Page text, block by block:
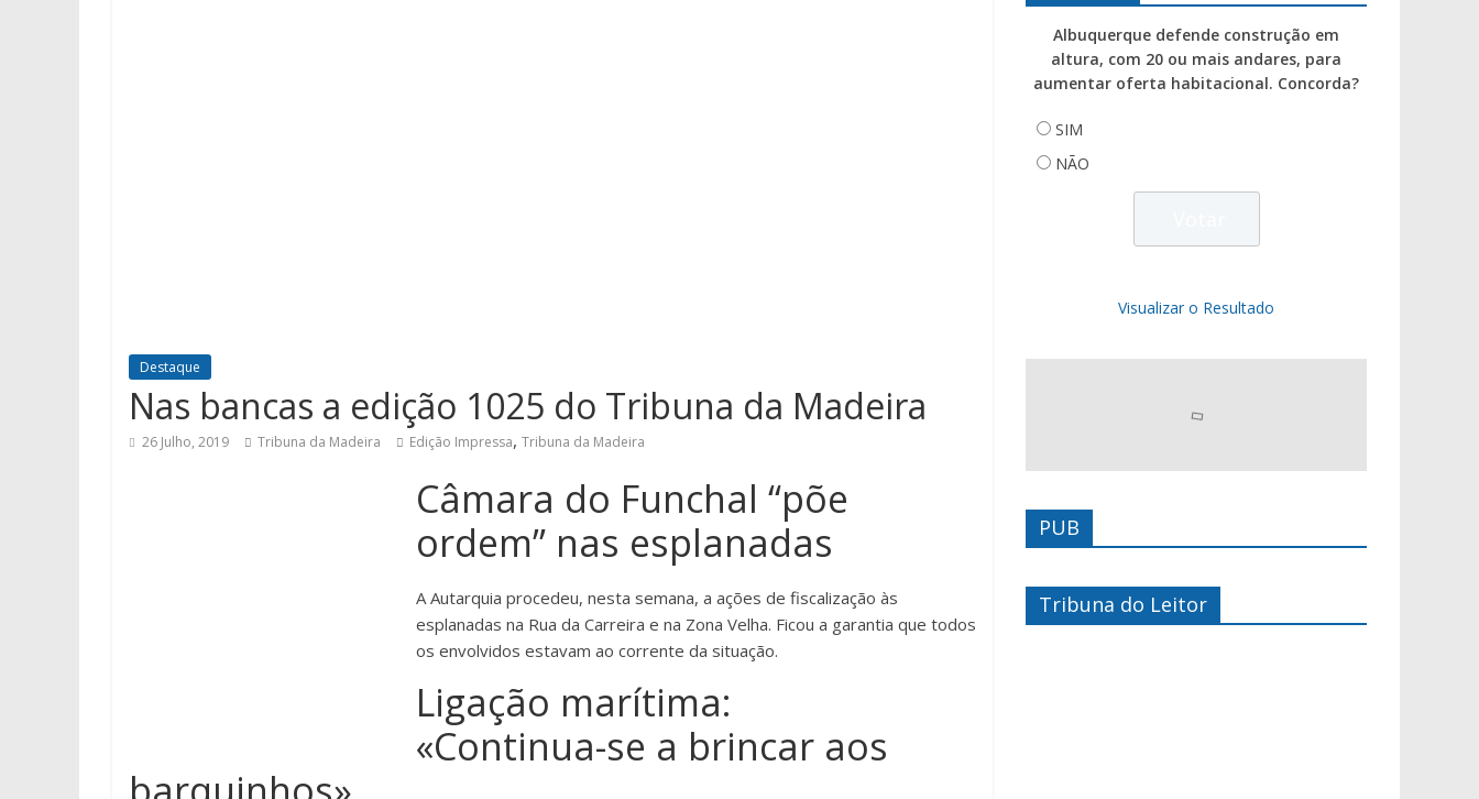
Destaque
Nas bancas a edição 1025 do Tribuna da Madeira
26 Julho, 2019 Tribuna da Madeira Edição Impressa, Tribuna da Madeira
Câmara do Funchal “põe
ordem” nas esplanadas
A Autarquia procedeu, nesta semana, a ações de fiscalização às
esplanadas na Rua da Carreira e na Zona Velha. Ficou a garantia que todos
os envolvidos estavam ao corrente da situação.
Ligação marítima:
«Continua-se a brincar aos
Albuquerque defende construção em
altura, com 20 ou mais andares, para
aumentar oferta habitacional. Concorda?
SIM
NÃO
Visualizar o Resultado
PUB
Tribuna do Leitor